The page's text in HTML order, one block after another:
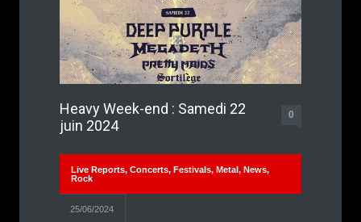
Heavy Week-end : Samedi 22
juin 2024
0
Live Reports, Concerts, Festivals, Metal , News,
Rock
25/06/2024